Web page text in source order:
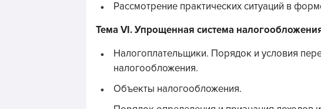
Рассмотрение практических ситуаций в
Тема VI. Упрощенная система
Налогоплательщики. Порядок и условия
налогообложения.
Объекты налогообложения.